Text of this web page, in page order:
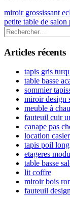
Navigation
de
l’article
Previous
article:
miroir grossissant
Next
article:
petite table de salon
Colonne
latérale
principale
Rechercher :
Articles récents
tapis gris
table basse
sommier
miroir design
meuble à
fauteuil cuir
canape pas
location
tapis poil
etageres
table basse
lit coffre
miroir bois
fauteuil